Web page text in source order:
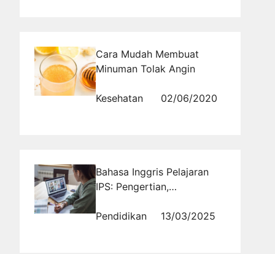
Cara Mudah Membuat
Minuman Tolak Angin
Kesehatan 02/06/2020
Bahasa Inggris Pelajaran
IPS: Pengertian,
Kalimat
Pendidikan 13/03/2025